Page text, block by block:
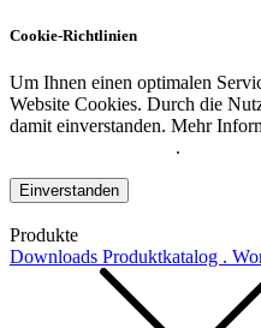
Cookie-Richtlinien
Um Ihnen einen optimalen
Website Cookies. Durch die
damit einverstanden. Mehr
.
Einverstanden
Produkte
Downloads Produktkatalog .